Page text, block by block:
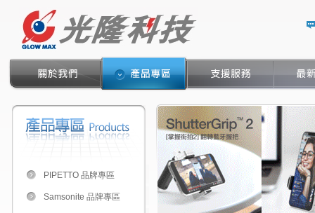
PIPETTO 品牌專區
Samsonite 品牌專區